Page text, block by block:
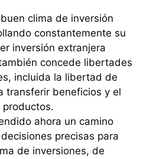
clima de inversión
constantemente su
inversión extranjera
concede libertades
incluida la libertad de
transferir beneficios y el
ahora un camino
precisas para
de inversiones, de